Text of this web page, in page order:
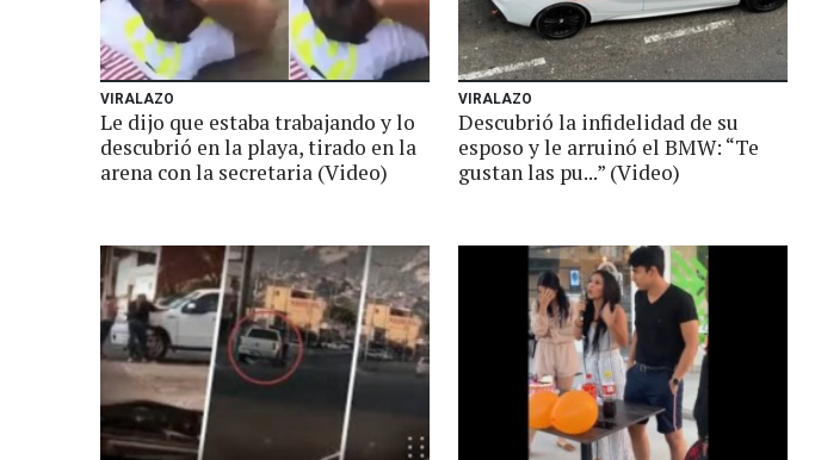
VIRALAZO
Le dijo que estaba trabajando y lo
descubrió en la playa, tirado en la
arena con la secretaria (Video)
VIRALAZO
Descubrió la infidelidad de su
esposo y le arruinó el BMW: “Te
gustan las pu...” (Video)